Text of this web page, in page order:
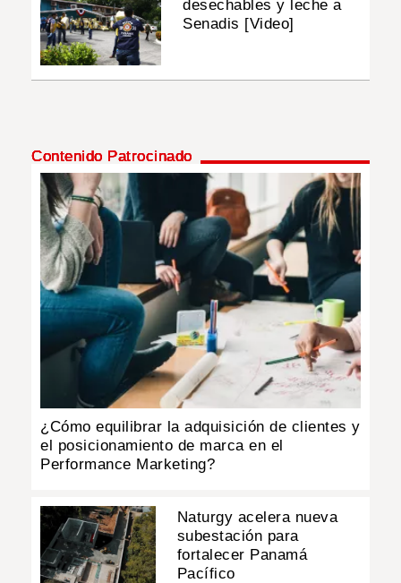
desechables y leche a
Senadis [Video]
Contenido Patrocinado
¿Cómo equilibrar la adquisición de clientes y
el posicionamiento de marca en el
Performance Marketing?
Naturgy acelera nueva
subestación para
fortalecer Panamá
Pacífico